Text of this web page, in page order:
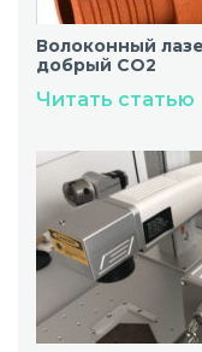
Волоконный
добрый CO2
Читать статью